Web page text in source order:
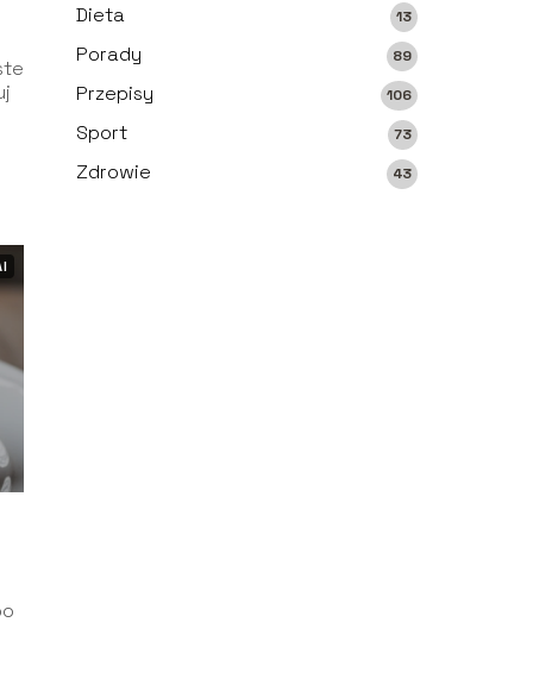
Dieta 13
Porady 89
Przepisy 106
Sport 73
Zdrowie 43